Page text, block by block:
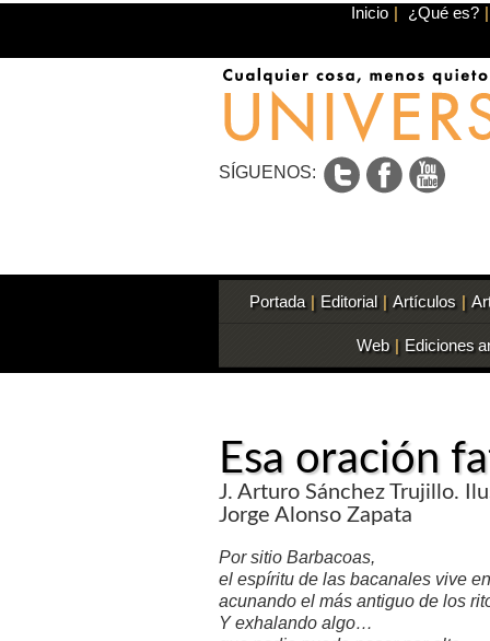
Inicio | ¿Qué es? |
SÍGUENOS:
Portada | Editorial | Artículos |
Web | Ediciones
Esa oración
J. Arturo Sánchez Trujillo.
Jorge Alonso Zapata
Por sitio Barbacoas,
el espíritu de las bacanales vive
acunando el más antiguo de los
Y exhalando algo…